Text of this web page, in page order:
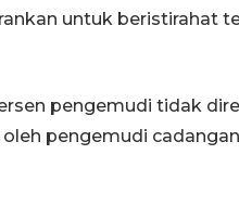
untuk beristirahat
pengemudi tidak
pengemudi